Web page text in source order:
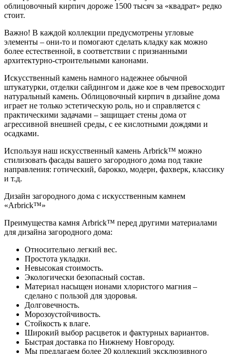
облицовочный кирпич дороже 1500 тысяч за «квадрат» редко
стоит.
Важно! В каждой коллекции предусмотрены угловые
элементы – они-то и помогают сделать кладку как можно
более естественной, в соответствии с признанными
архитектурно-строительными канонами.
Искусственный камень намного надежнее обычной
штукатурки, отделки сайдингом и даже кое в чем превосходит
натуральный камень. Облицовочный кирпич в дизайне дома
играет не только эстетическую роль, но и справляется с
практическими задачами – защищает стены дома от
агрессивной внешней среды, с ее кислотными дождями и
осадками.
Используя наш искусственный камень Arbrick™ можно
стилизовать фасады вашего загородного дома под такие
направления: готический, барокко, модерн, фахверк, классику
и т.д.
Дизайн загородного дома с искусственным камнем
«Arbrick™»
Преимущества камня Arbrick™ перед другими материалами
для дизайна загородного дома:
Относительно легкий вес.
Простота укладки.
Невысокая стоимость.
Экологически безопасный состав.
Материал насыщен ионами хлористого магния –
сделано с пользой для здоровья.
Долговечность.
Морозоустойчивость.
Стойкость к влаге.
Широкий выбор расцветок и фактурных вариантов.
Быстрая доставка по Нижнему Новгороду.
Мы предлагаем более 20 коллекций эксклюзивного